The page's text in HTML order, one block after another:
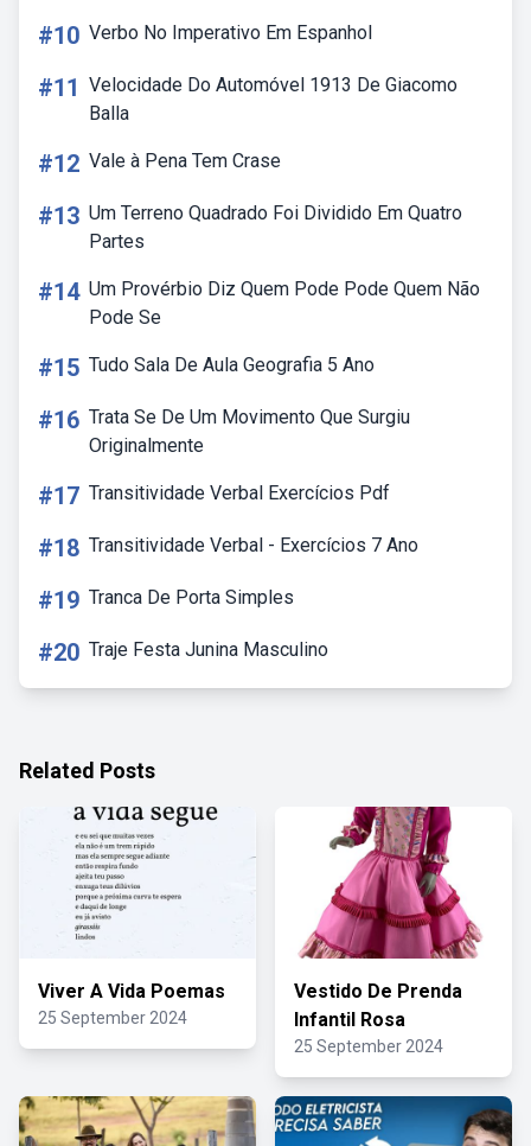
#10 Verbo No Imperativo Em Espanhol
#11 Velocidade Do Automóvel 1913 De Giacomo
Balla
#12 Vale à Pena Tem Crase
#13 Um Terreno Quadrado Foi Dividido Em Quatro
Partes
#14 Um Provérbio Diz Quem Pode Pode Quem Não
Pode Se
#15 Tudo Sala De Aula Geografia 5 Ano
#16 Trata Se De Um Movimento Que Surgiu
Originalmente
#17 Transitividade Verbal Exercícios Pdf
#18 Transitividade Verbal - Exercícios 7 Ano
#19 Tranca De Porta Simples
#20 Traje Festa Junina Masculino
Related Posts
Viver A Vida Poemas
25 September 2024
Vestido De Prenda
Infantil Rosa
25 September 2024